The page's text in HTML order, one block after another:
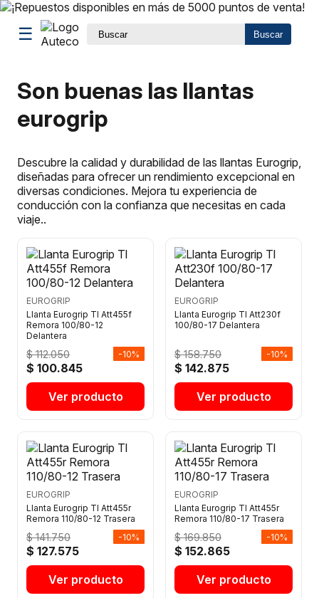
☰ Buscar
Son buenas las llantas
eurogrip
Descubre la calidad y durabilidad de las llantas Eurogrip,
diseñadas para ofrecer un rendimiento excepcional en
diversas condiciones. Mejora tu experiencia de
conducción con la confianza que necesitas en cada
viaje..
EUROGRIP
Llanta Eurogrip Tl Att455f
Remora 100/80-12
Delantera
$ 112.050
$ 100.845
-10%
Ver producto
EUROGRIP
Llanta Eurogrip Tl Att230f
100/80-17 Delantera
$ 158.750
$ 142.875
-10%
Ver producto
EUROGRIP
Llanta Eurogrip Tl Att455r
Remora 110/80-12 Trasera
$ 141.750
$ 127.575
-10%
Ver producto
EUROGRIP
Llanta Eurogrip Tl Att455r
Remora 110/80-17 Trasera
$ 169.850
$ 152.865
-10%
Ver producto